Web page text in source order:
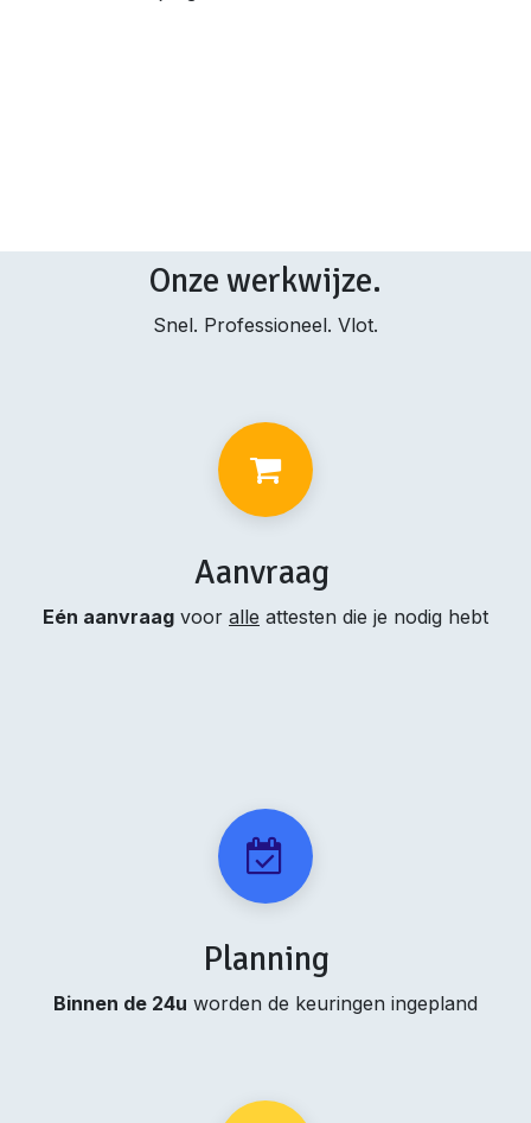
Onze werkwijze.
Snel. Professioneel. Vlot.
Aanvraag
Eén aanvraag voor alle attesten die je nodig hebt
Planning
Binnen de 24u worden de keuringen ingepland